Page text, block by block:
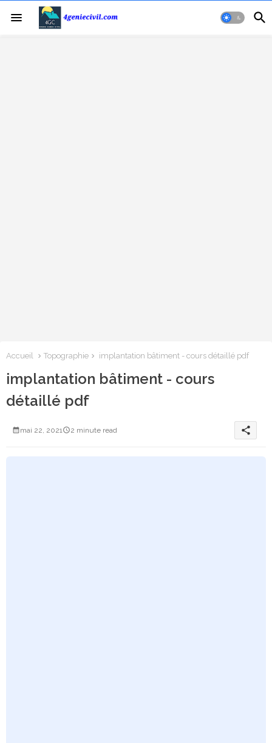
Accueil Topographie implantation bâtiment - cours détaillé pdf
implantation bâtiment - cours
détaillé pdf
mai 22, 2021 2 minute read share